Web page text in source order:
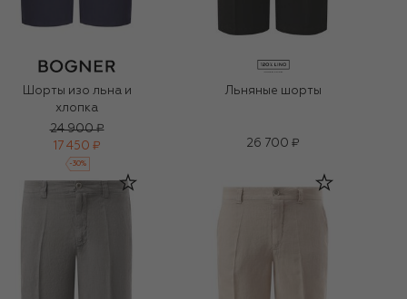
Шорты изо льна и
хлопка
24 900 ₽
17 450 ₽
-30%
Льняные шорты
26 700 ₽